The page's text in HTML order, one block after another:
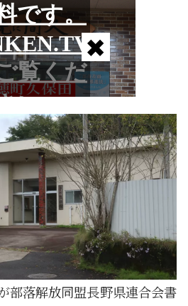
部落解放同盟長野県連合会書